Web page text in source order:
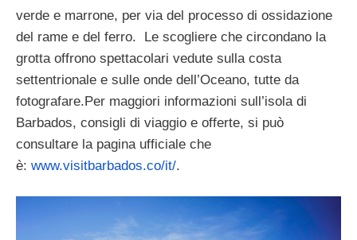
verde e marrone, per via del processo di ossidazione
del rame e del ferro. Le scogliere che circondano la
grotta offrono spettacolari vedute sulla costa
settentrionale e sulle onde dell’Oceano, tutte da
fotografare.Per maggiori informazioni sull’isola di
Barbados, consigli di viaggio e offerte, si può
consultare la pagina ufficiale che
è: www.visitbarbados.co/it/.